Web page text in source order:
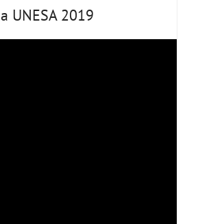
UNESA 2019